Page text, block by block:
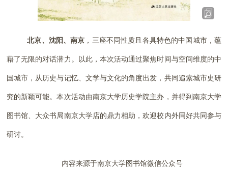
北京、沈阳、南京 ，三座不同性质且各具特色的中国城市，蕴
藉了无限的对话潜力。以此，本次活动通过聚焦时间与空间维度的中
国城市，从历史与记忆、文学与文化的角度出发，共同追索城市史研
究的新颖可能。本次活动由南京大学历史学院主办，并得到南京大学
图书馆、大众书局南京大学店的鼎力相助，欢迎校内外同好共同参与
研讨。
内容来源于南京大学图书馆微信公众号